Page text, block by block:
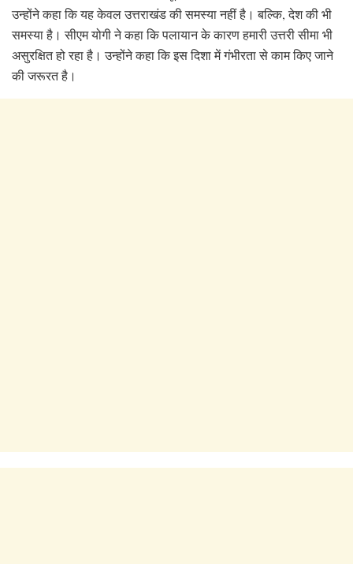
उन्होंने कहा कि यह केवल उत्तराखंड की समस्या नहीं है। बल्कि, देश की भी
समस्या है। सीएम योगी ने कहा कि पलायान के कारण हमारी उत्तरी सीमा भी
असुरक्षित हो रहा है। उन्होंने कहा कि इस दिशा में गंभीरता से काम किए जाने
की जरूरत है।